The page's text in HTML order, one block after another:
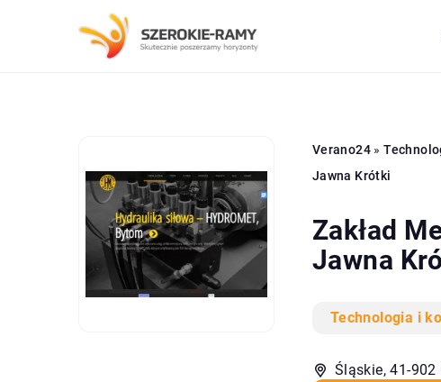
Verano24»
Jawna Krótki
Zakład
Jawna
Technologia i
Śląskie, 41-